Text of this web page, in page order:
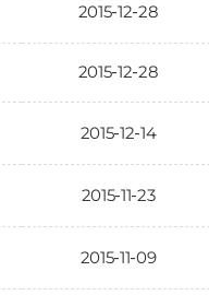
2015-12-28
2015-12-28
2015-12-14
2015-11-23
2015-11-09